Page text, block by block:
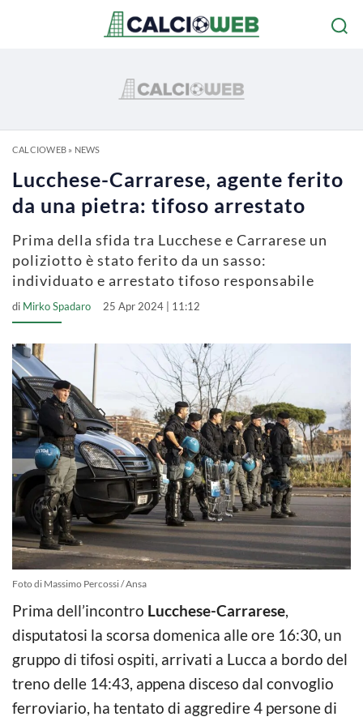
CALCIOWEB» NEWS
Lucchese-Carrarese, agente ferito
da una pietra: tifoso arrestato
Prima della sfida tra Lucchese e Carrarese un
poliziotto è stato ferito da un sasso:
individuato e arrestato tifoso responsabile
di Mirko Spadaro 25 Apr 2024 | 11:12
Foto di Massimo Percossi / Ansa
Prima dell’incontro Lucchese-Carrarese,
disputatosi la scorsa domenica alle ore 16:30, un
gruppo di tifosi ospiti, arrivati a Lucca a bordo del
treno delle 14:43, appena disceso dal convoglio
ferroviario, ha tentato di aggredire 4 persone di